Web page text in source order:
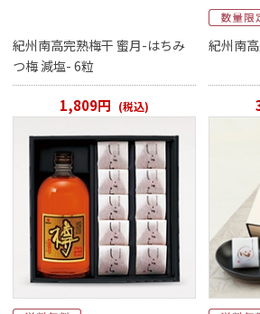
0120-12-
【営業時間】8:30～17:30
休業日：日曜・祝日／土曜は不
お問い合わせフォームは
紀州南高完熟梅干 蜜月-はちみ
つ梅 減塩- 6粒
1,809円 (税込)
紀州南